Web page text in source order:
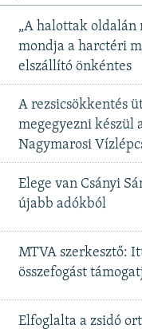
„A halottak oldalán
mondja a harctéri
elszállító önkéntes
A rezsicsökkentés
megegyezni készül
Nagymarosi
Elege van Csányi
újabb adókból
MTVA szerkesztő:
összefogást
Elfoglalta a zsidó